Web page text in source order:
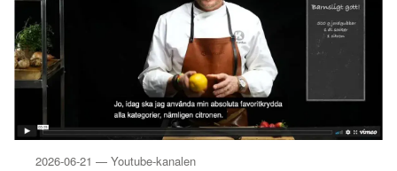
2026-06-21 — Youtube-kanalen